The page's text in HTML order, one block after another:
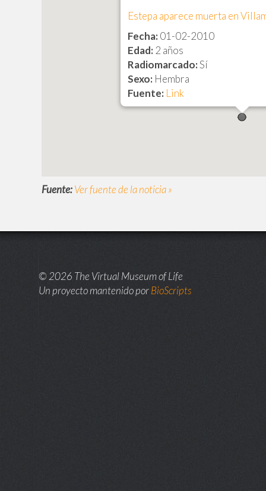
Estepa aparece muerta en
Fecha: 01-02-2010
Edad: 2 años
Radiomarcado:Sí
Sexo: Hembra
Fuente: Link
Fuente:Ver fuente de la noticia »
© 2026 The Virtual Museum of Life
Un proyecto mantenido porBioScripts